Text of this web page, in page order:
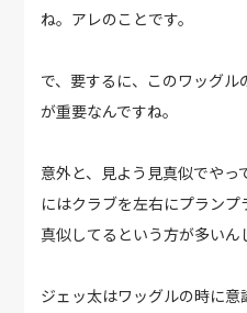
ね。アレのことです。
で、要するに、このワッグ
が重要なんですね。
意外と、見よう見真似でや
にはクラブを左右にプラン
真似してるという方が多いん
ジェッ太はワッグルの時に